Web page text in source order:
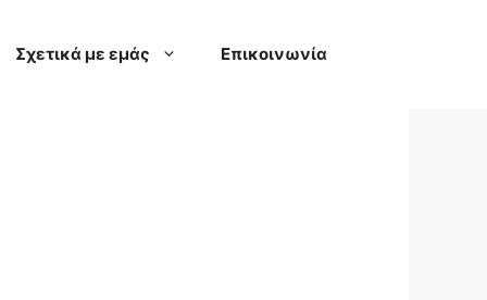
Σχετικά με εμάς Επικοινωνία